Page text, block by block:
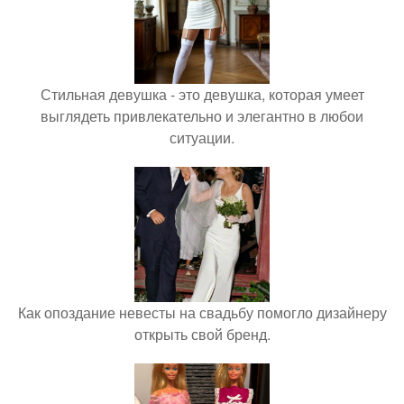
Стильная девушка - это девушка, которая умеет
выглядеть привлекательно и элегантно в любои
ситуации.
Как опоздание невесты на свадьбу помогло дизайнеру
открыть свой бренд.